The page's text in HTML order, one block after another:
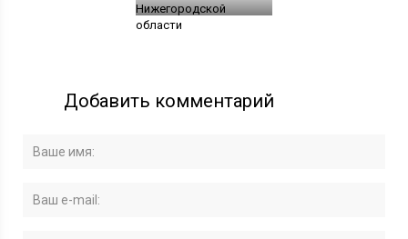
Нижегородской
области
Добавить комментарий